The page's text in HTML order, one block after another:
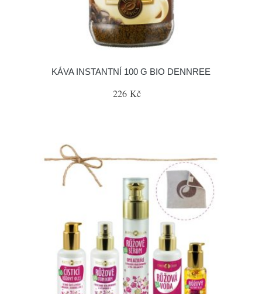
KÁVA INSTANTNÍ 100 G BIO DENNREE
226 Kč